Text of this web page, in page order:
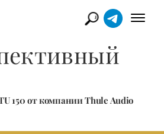
150 от компании Thule Audio